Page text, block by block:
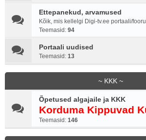
Ettepanekud, arvamused
Kõik, mis kellelgi Digi-tv.ee portaali/
Teemasid: 94
Portaali uudised
Teemasid: 13
~ KKK ~
Õpetused algajaile ja KKK
Korduma Kippuvad
Teemasid: 146